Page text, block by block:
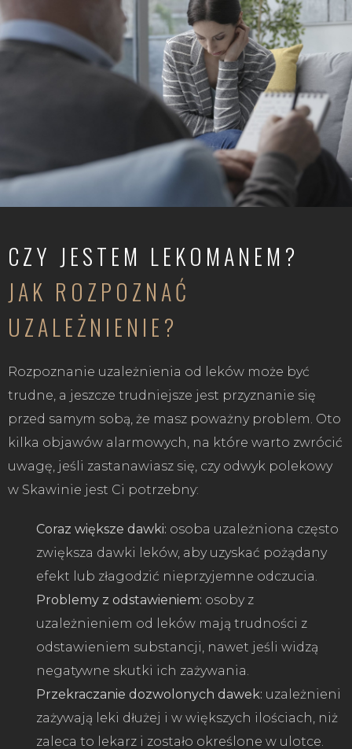
CZY JESTEM LEKOMANEM?
JAK ROZPOZNAĆ
UZALEŻNIENIE?
Rozpoznanie uzależnienia od leków może być
trudne, a jeszcze trudniejsze jest przyznanie się
przed samym sobą, że masz poważny problem. Oto
kilka objawów alarmowych, na które warto zwrócić
uwagę, jeśli zastanawiasz się, czy odwyk polekowy
w Skawinie jest Ci potrzebny:
Coraz większe dawki: osoba uzależniona często
zwiększa dawki leków, aby uzyskać pożądany
efekt lub złagodzić nieprzyjemne odczucia.
Problemy z odstawieniem: osoby z
uzależnieniem od leków mają trudności z
odstawieniem substancji, nawet jeśli widzą
negatywne skutki ich zażywania.
Przekraczanie dozwolonych dawek: uzależnieni
zażywają leki dłużej i w większych ilościach, niż
zaleca to lekarz i zostało określone w ulotce.